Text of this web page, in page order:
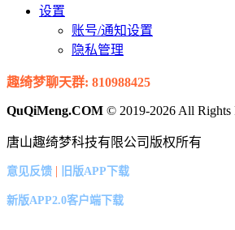
设置
账号/通知设置
隐私管理
趣绮梦聊天群: 810988425
QuQiMeng.COM © 2019-2026 All Rights
唐山趣绮梦科技有限公司版权所有
意见反馈 | 旧版APP下载
新版APP2.0客户端下载